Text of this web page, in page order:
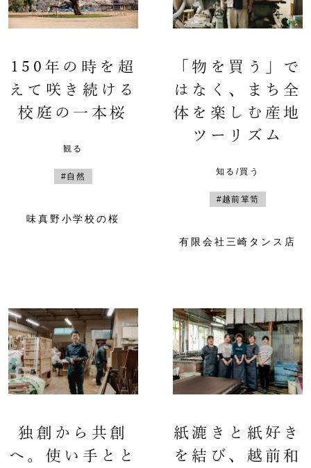
150年の時を超
えて咲き続ける
校庭の一本桜
観る
#自然
味真野小学校の桜
「物を買う」で
はなく、まち全
体を楽しむ産地
ツーリズム
知る/買う
#越前箪笥
有限会社三崎タンス店
独創から共創
へ。使い手とと
紙漉きと紙好き
を結び、越前和